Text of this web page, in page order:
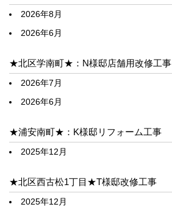
2026年8月
2026年6月
★北区学南町★：N様邸店舗用改修工事
2026年7月
2026年6月
★浦安南町★：K様邸リフォーム工事
2025年12月
★北区西古松1丁目★T様邸改修工事
2025年12月